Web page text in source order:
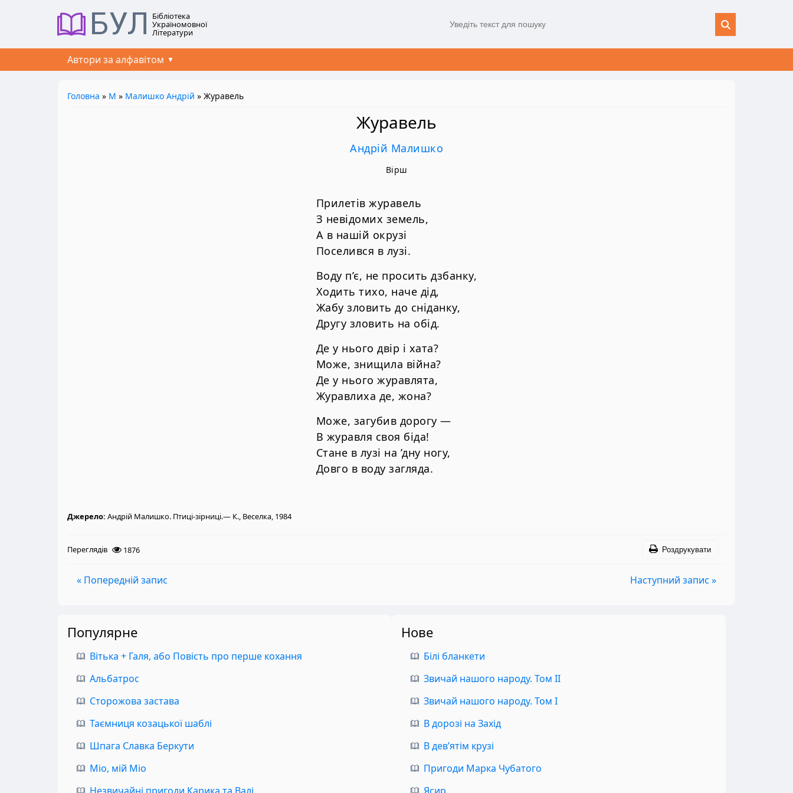
БУЛ Бібліотека
Україномовної
Літератури
Автори за алфавітом
Головна » М » Малишко Андрій » Журавель
Журавель
Андрій Малишко
Вірш
Прилетів журавель
З невідомих земель,
А в нашій окрузі
Поселився в лузі.
Воду п’є, не просить дзбанку,
Ходить тихо, наче дід,
Жабу зловить до сніданку,
Другу зловить на обід.
Де у нього двір і хата?
Може, знищила війна?
Де у нього журавлята,
Журавлиха де, жона?
Може, загубив дорогу —
В журавля своя біда!
Стане в лузі на ’дну ногу,
Довго в воду загляда.
Джерело: Андрій Малишко. Птиці-зірниці.— К., Веселка, 1984
Переглядів 1876 Роздрукувати
« Попередній запис Наступний запис »
Популярне
Вітька + Галя, або Повість про перше кохання
Альбатрос
Сторожова застава
Таємниця козацької шаблі
Шпага Славка Беркути
Міо, мій Міо
Нове
Білі бланкети
Звичай нашого народу. Том II
Звичай нашого народу. Том I
В дорозі на Захід
В дев’ятім крузі
Пригоди Марка Чубатого